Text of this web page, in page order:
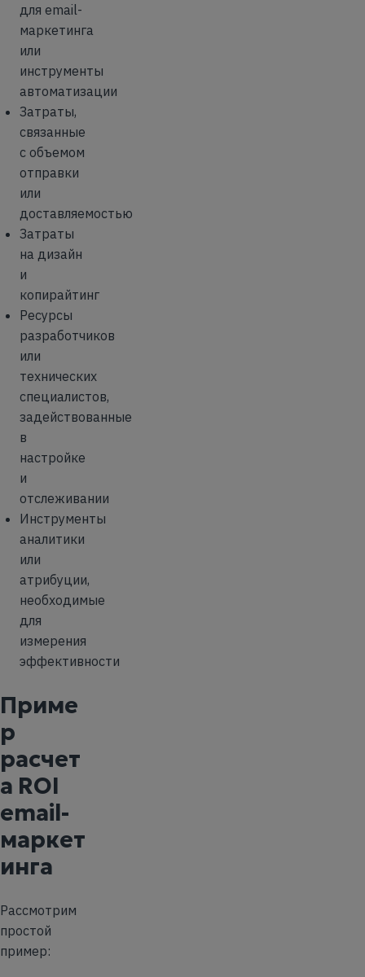
для email-
маркетинга
или
инструменты
автоматизации
Затраты,
связанные
с объемом
отправки
или
доставляемостью
Затраты
на дизайн
и
копирайтинг
Ресурсы
разработчиков
или
технических
специалистов,
задействованные
в
настройке
и
отслеживании
Инструменты
аналитики
или
атрибуции,
необходимые
для
измерения
эффективности
Приме
р
расчет
а ROI
email-
маркет
инга
Рассмотрим
простой
пример: